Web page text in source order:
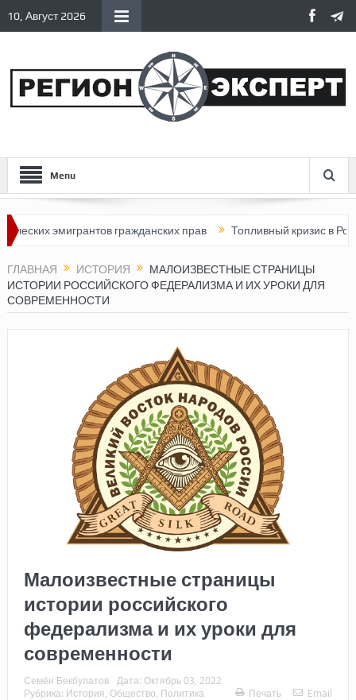
10, Август 2026
Menu
эмигрантов гражданских прав Топливный кризис в России
ГЛАВНАЯ ИСТОРИЯ
МАЛОИЗВЕСТНЫЕ СТРАНИЦЫ
ИСТОРИИ РОССИЙСКОГО ФЕДЕРАЛИЗМА И ИХ УРОКИ ДЛЯ
СОВРЕМЕННОСТИ
Малоизвестные страницы
истории российского
федерализма и их уроки для
современности
Семён Бекбулатов Дата: Октябрь 03, 2022
Рубрика: История Общество Политика Печать Email